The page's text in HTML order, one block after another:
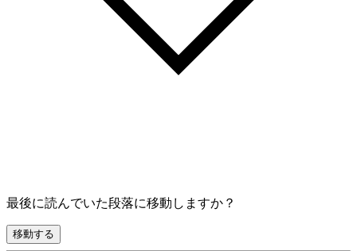
最後に読んでいた段落に移動しますか？
移動する